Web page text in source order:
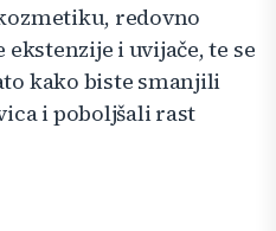
redovno
i uvijače, te se
kako biste smanjili
i poboljšali rast